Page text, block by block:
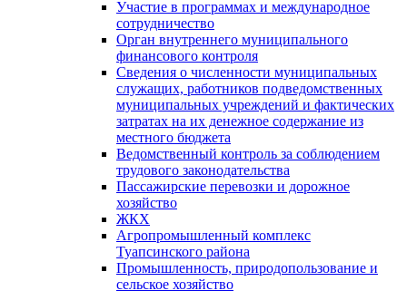
Участие в программах и международное
сотрудничество
Орган внутреннего муниципального
финансового контроля
Сведения о численности муниципальных
служащих, работников подведомственных
муниципальных учреждений и фактических
затратах на их денежное содержание из
местного бюджета
Ведомственный контроль за соблюдением
трудового законодательства
Пассажирские перевозки и дорожное
хозяйство
ЖКХ
Агропромышленный комплекс
Туапсинского района
Промышленность, природопользование и
сельское хозяйство